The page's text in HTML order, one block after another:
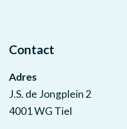
Contact
Adres
J.S. de Jongplein 2
4001 WG Tiel